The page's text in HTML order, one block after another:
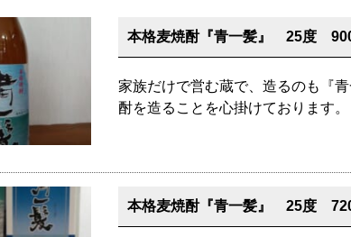
本格麦焼酎『青一髪』 25度
家族だけで営む蔵で、造るのも『
酎を造ることを心掛けております。
本格麦焼酎『青一髪』 25度